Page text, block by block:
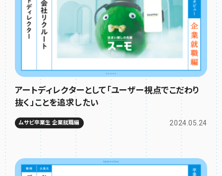
アートディレクターとして「ユーザー視点でこだわり
抜く」ことを追求したい
ムサビ卒業生 企業就職編 2024.05.24